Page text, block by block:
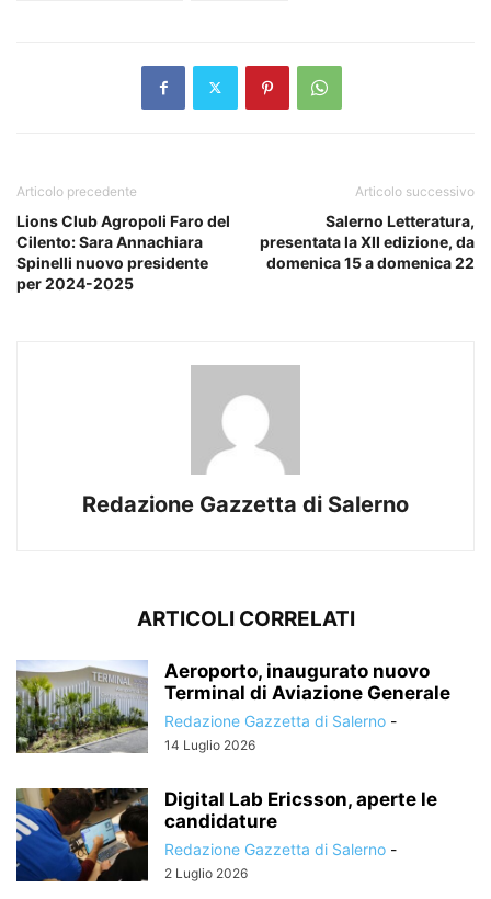
Articolo precedente
Lions Club Agropoli Faro del
Cilento: Sara Annachiara
Spinelli nuovo presidente
per 2024-2025
Articolo successivo
Salerno Letteratura,
presentata la XII edizione, da
domenica 15 a domenica 22
Redazione Gazzetta di Salerno
ARTICOLI CORRELATI
Aeroporto, inaugurato nuovo
Terminal di Aviazione Generale
Redazione Gazzetta di Salerno -
14 Luglio 2026
Digital Lab Ericsson, aperte le
candidature
Redazione Gazzetta di Salerno -
2 Luglio 2026